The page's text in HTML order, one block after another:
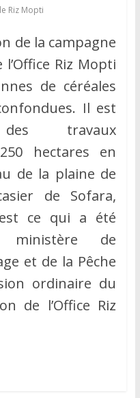
Riz Mopti
de la campagne
Riz Mopti
de céréales
Il est
travaux
hectares en
de la plaine de
de Sofara,
ce qui a été
de
et de la Pêche
ordinaire du
de l’Office Riz